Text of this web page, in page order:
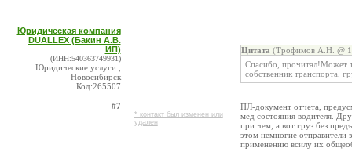
Юридическая компания
DUALLEX (Бакин А.В.
ИП)
(ИНН:540363749931)
Юридические услуги ,
Новосибирск
Код:265507
#7
* контакт был изменен или
удален
Цитата (Трофимов А.Н. @
Спасибо, прочитал!Может
собственник транспорта,
ПЛ-документ отчета,
мед состояния водителя.
при чем, а вот груз без
этом немногие отправители
применению всилу их